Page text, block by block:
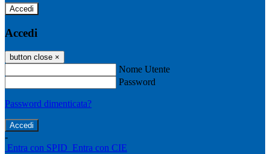
Accedi
Accedi
button close ×
Nome Utente
Password
Password dimenticata?
-
Entra con SPID Entra con CIE